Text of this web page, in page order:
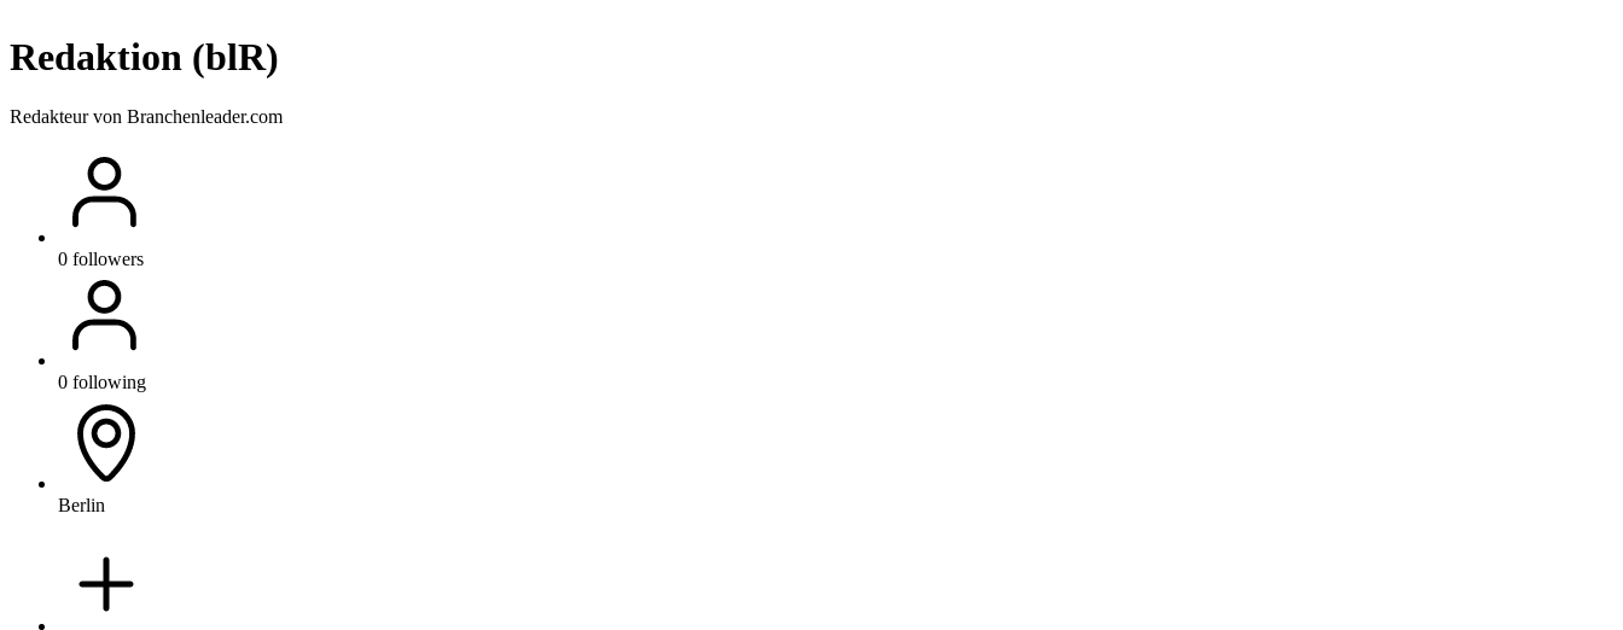
Redaktion (blR)
Redakteur von Branchenleader.com
0 followers
0 following
Berlin